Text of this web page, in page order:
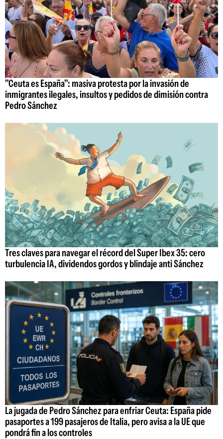
"Ceuta es España": masiva protesta por la invasión de
inmigrantes ilegales, insultos y pedidos de dimisión contra
Pedro Sánchez
Tres claves para navegar el récord del Super Ibex 35: cero
turbulencia IA, dividendos gordos y blindaje anti Sánchez
La jugada de Pedro Sánchez para enfriar Ceuta: España pide
pasaportes a 199 pasajeros de Italia, pero avisa a la UE que
pondrá fin a los controles